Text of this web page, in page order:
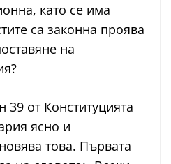
като се има
са законна проява
на
от Конституцията
ясно и
това. Първата